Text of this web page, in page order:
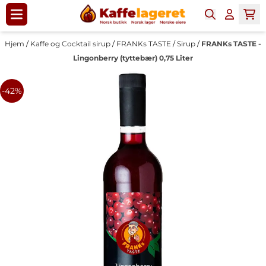
Hopp til innhold
Hjem / Kaffe og Cocktail sirup / FRANKs TASTE /Sirup / FRANKs TASTE -
Lingonberry (tyttebær) 0,75 Liter
-42%